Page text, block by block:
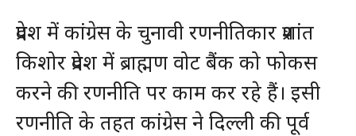
प्रदेश में कांग्रेस के चुनावी रणनीतिकार प्रशांत
किशोर प्रदेश में ब्राह्मण वोट बैंक को फोकस
करने की रणनीति पर काम कर रहे हैं। इसी
रणनीति के तहत कांग्रेस ने दिल्ली की पूर्व